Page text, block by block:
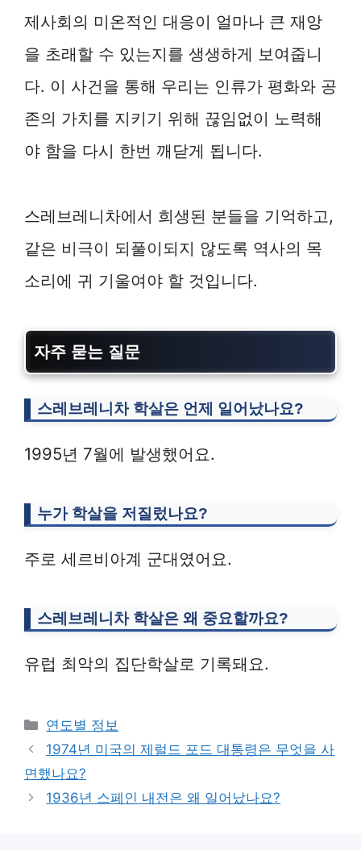
제사회의 미온적인 대응이 얼마나 큰 재앙
을 초래할 수 있는지를 생생하게 보여줍니
다. 이 사건을 통해 우리는 인류가 평화와 공
존의 가치를 지키기 위해 끊임없이 노력해
야 함을 다시 한번 깨닫게 됩니다.
스레브레니차에서 희생된 분들을 기억하고,
같은 비극이 되풀이되지 않도록 역사의 목
소리에 귀 기울여야 할 것입니다.
자주 묻는 질문
스레브레니차 학살은 언제 일어났나요?
1995년 7월에 발생했어요.
누가 학살을 저질렀나요?
주로 세르비아계 군대였어요.
스레브레니차 학살은 왜 중요할까요?
유럽 최악의 집단학살로 기록돼요.
Categories
연도별 정보
1974년 미국의 제럴드 포드 대통령은 무엇을 사
면했나요?
1936년 스페인 내전은 왜 일어났나요?